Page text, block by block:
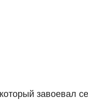
завоевал